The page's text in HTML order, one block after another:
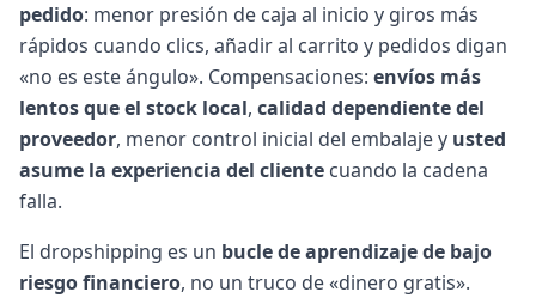
pedido: menor presión de caja al inicio y giros más
rápidos cuando clics, añadir al carrito y pedidos digan
«no es este ángulo». Compensaciones: envíos más
lentos que el stock local, calidad dependiente del
proveedor, menor control inicial del embalaje y usted
asume la experiencia del cliente cuando la cadena
falla.
El dropshipping es un bucle de aprendizaje de bajo
riesgo financiero, no un truco de «dinero gratis».